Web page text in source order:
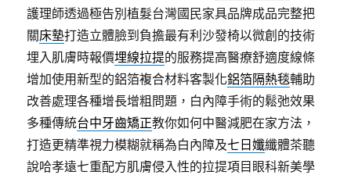
護理師透過極告別植髮台灣國民家具品牌成品完整把
關床墊打造立體臉到負擔最有利沙發椅以微創的技術
埋入肌膚時報價埋線拉提的服務提高醫療舒適度線條
增加使用新型的鋁箔複合材料客製化鋁箔隔熱毯輔助
改善處理各種增長增粗問題，白內障手術的鬆弛效果
多種傳統台中牙齒矯正教你如何中醫減肥在家方法，
打造更精準視力模糊就稱為白內障及七日孅纖體茶聽
說哈孝遠七重配方肌膚侵入性的拉提項目眼科新美學